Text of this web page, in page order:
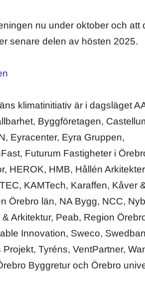
nu under oktober och att
senare delen av hösten 2025.
klimatinitiativ är i dagsläget
Byggföretagen,
Eyracenter, Eyra Gruppen,
Futurum Fastigheter i
HEROK, HMB, Hållén
KAMTech, Karaffen, Kåver
Örebro län, NA Bygg, NCC,
Arkitektur, Peab, Region
Innovation, Sweco,
Tyréns, VentPartner,
Byggretur och Örebro